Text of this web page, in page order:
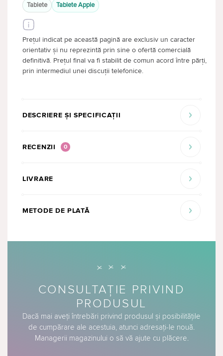
Tablete Tablete Apple
Prețul indicat pe această pagină are exclusiv un caracter
orientativ și nu reprezintă prin sine o ofertă comercială
definitivă. Prețul final va fi stabilit de comun acord între părți,
prin intermediul unei discuții telefonice.
DESCRIERE ȘI SPECIFICAȚII
RECENZII 0
LIVRARE
METODE DE PLATĂ
CONSULTAȚIE PRIVIND
PRODUSUL
Dacă mai aveți întrebări privind produsul și posibilitățile
de cumpărare ale acestuia, atunci adresați-le nouă.
Managerii magazinului o să vă ajute cu plăcere.